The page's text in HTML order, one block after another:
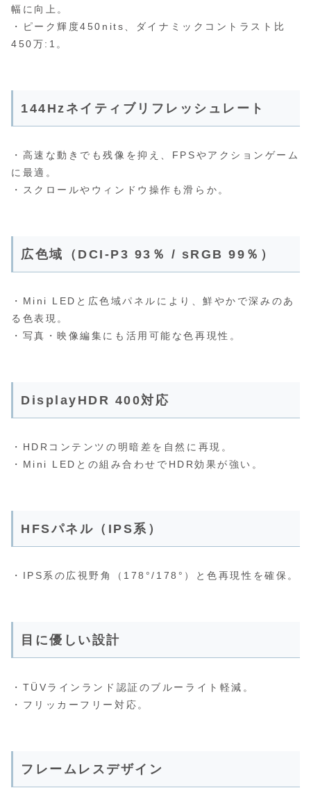
幅に向上。
・ピーク輝度450nits、ダイナミックコントラスト比
450万:1。
144Hzネイティブリフレッシュレート
・高速な動きでも残像を抑え、FPSやアクションゲーム
に最適。
・スクロールやウィンドウ操作も滑らか。
広色域（DCI‑P3 93％ / sRGB 99％）
・Mini LEDと広色域パネルにより、鮮やかで深みのあ
る色表現。
・写真・映像編集にも活用可能な色再現性。
DisplayHDR 400対応
・HDRコンテンツの明暗差を自然に再現。
・Mini LEDとの組み合わせでHDR効果が強い。
HFSパネル（IPS系）
・IPS系の広視野角（178°/178°）と色再現性を確保。
目に優しい設計
・TÜVラインランド認証のブルーライト軽減。
・フリッカーフリー対応。
フレームレスデザイン